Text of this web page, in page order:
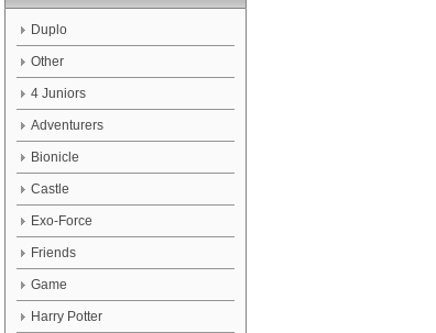
Duplo
Other
4 Juniors
Adventurers
Bionicle
Castle
Exo-Force
Friends
Game
Harry Potter